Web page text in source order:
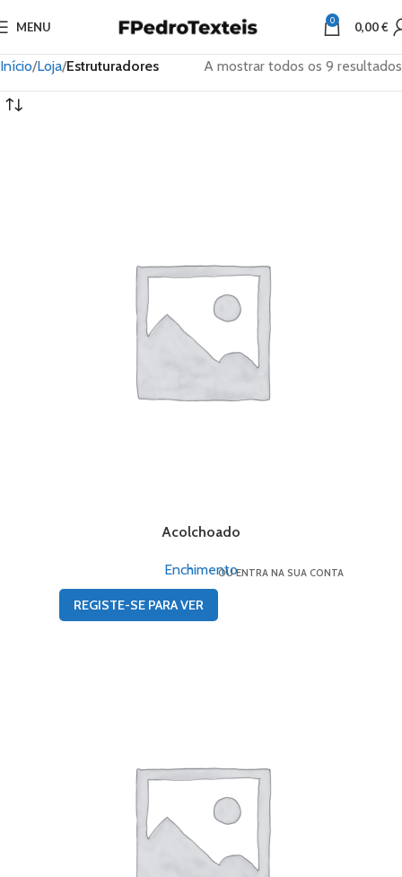
MENU 0 0,00€
Início Loja Estruturadores A mostrar todos os 9 resultados
Acolchoado
Enchimento
REGISTE-SE PARA VER
OU ENTRA NA SUA CONTA